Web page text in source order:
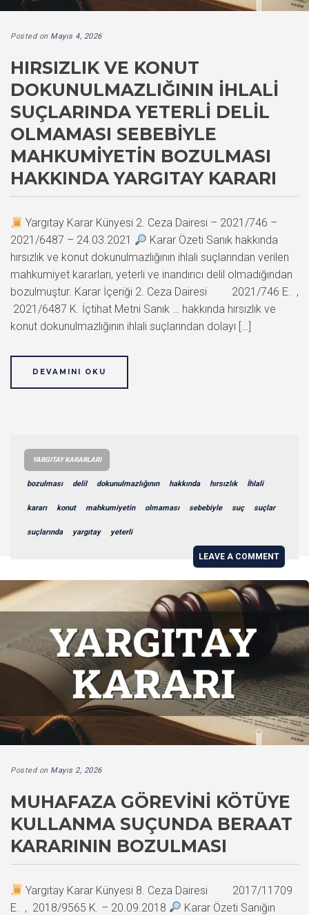
Posted on Mayıs 4, 2026
HIRSIZLIK VE KONUT
DOKUNULMAZLIĞININ İHLALI
SUÇLARINDA YETERLI DELIL
OLMAMASI SEBEBIYLE
MAHKUMIYETIN BOZULMASI
HAKKINDA YARGITAY KARARI
Yargıtay Karar Künyesi 2. Ceza Dairesi – 2021/746 –
2021/6487 – 24.03.2021
Karar Özeti Sanık hakkında
hırsızlık ve konut dokunulmazlığının ihlali suçlarından verilen
mahkumiyet kararları, yeterli ve inandırıcı delil olmadığından
bozulmuştur. Karar İçeriği 2. Ceza Dairesi 2021/746 E. ,
2021/6487 K. İçtihat Metni Sanık … hakkında hırsızlık ve
konut dokunulmazlığının ihlali suçlarından dolayı […]
DEVAMINI OKU
YARGITAY KARARLARI
bozulması delil dokunulmazlığının hakkında hırsızlık İhlali
kararı konut mahkumiyetin olmaması sebebiyle suç suçlar
suçlarında yargıtay yeterli
LEAVE A COMMENT
Posted on Mayıs 2, 2026
MUHAFAZA GÖREVINI KÖTÜYE
KULLANMA SUÇUNDA BERAAT
KARARININ BOZULMASI
Yargıtay Karar Künyesi 8. Ceza Dairesi 2017/11709
E. , 2018/9565 K. – 20.09.2018
Karar Özeti Sanığın